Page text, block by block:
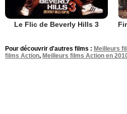
Le Flic de Beverly Hills 3
Pour découvrir d'autres films : Meilleurs
films Action, Meilleurs films Action en